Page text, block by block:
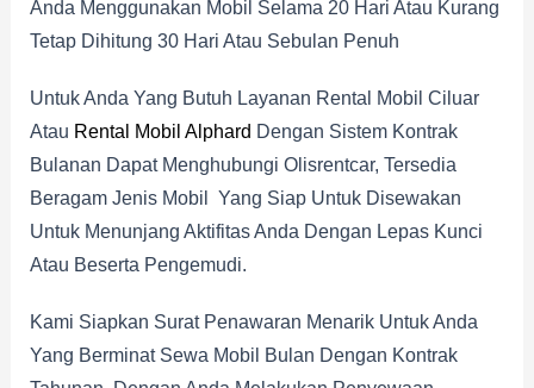
Anda Menggunakan Mobil Selama 20 Hari Atau Kurang
Tetap Dihitung 30 Hari Atau Sebulan Penuh
Untuk Anda Yang Butuh Layanan Rental Mobil Ciluar
Atau Rental Mobil Alphard Dengan Sistem Kontrak
Bulanan Dapat Menghubungi Olisrentcar, Tersedia
Beragam Jenis Mobil Yang Siap Untuk Disewakan
Untuk Menunjang Aktifitas Anda Dengan Lepas Kunci
Atau Beserta Pengemudi.
Kami Siapkan Surat Penawaran Menarik Untuk Anda
Yang Berminat Sewa Mobil Bulan Dengan Kontrak